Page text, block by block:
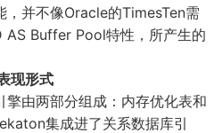
，并不像Oracle的TimesTen需
AS Buffer Pool特性，所产生的
现形式
由两部分组成：内存优化表和
集成进了关系数据库引